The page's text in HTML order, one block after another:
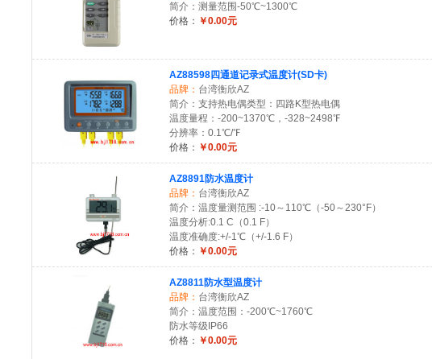
简介：测量范围-50℃~1300℃
价格： ￥0.00元
AZ88598四通道记录式温度计(SD卡)
品牌： 台湾衡欣AZ
简介：支持热电偶类型：四路K型热电偶
温度量程：-200~1370℃，-328~2498℉
分辨率：0.1℃/℉
价格： ￥0.00元
AZ8891防水温度计
品牌： 台湾衡欣AZ
简介：温度量测范围 :-10～110℃（-50～230°F）
温度分析:0.1 C（0.1 F）
温度准确度:+/-1℃（+/-1.6 F）
价格： ￥0.00元
AZ8811防水型温度计
品牌： 台湾衡欣AZ
简介：温度范围：-200℃~1760℃
防水等级IP66
价格： ￥0.00元